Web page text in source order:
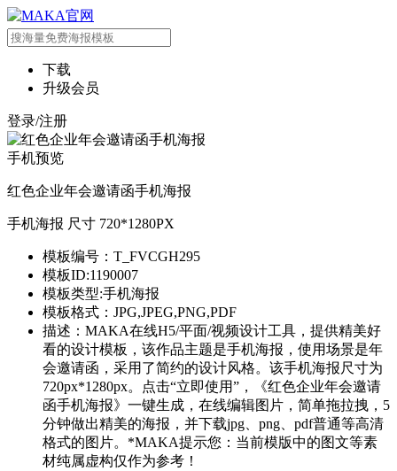
下载
升级会员
登录/注册
手机预览
红色企业年会邀请函手机海报
手机海报 尺寸 720*1280PX
模板编号：T_FVCGH295
模板ID:1190007
模板类型:手机海报
模板格式：JPG,JPEG,PNG,PDF
描述：MAKA在线H5/平面/视频设计工具，提供精美好
看的设计模板，该作品主题是手机海报，使用场景是年
会邀请函，采用了简约的设计风格。该手机海报尺寸为
720px*1280px。点击“立即使用”，《红色企业年会邀请
函手机海报》一键生成，在线编辑图片，简单拖拉拽，5
分钟做出精美的海报，并下载jpg、png、pdf普通等高清
格式的图片。*MAKA提示您：当前模版中的图文等素
材纯属虚构仅作为参考！